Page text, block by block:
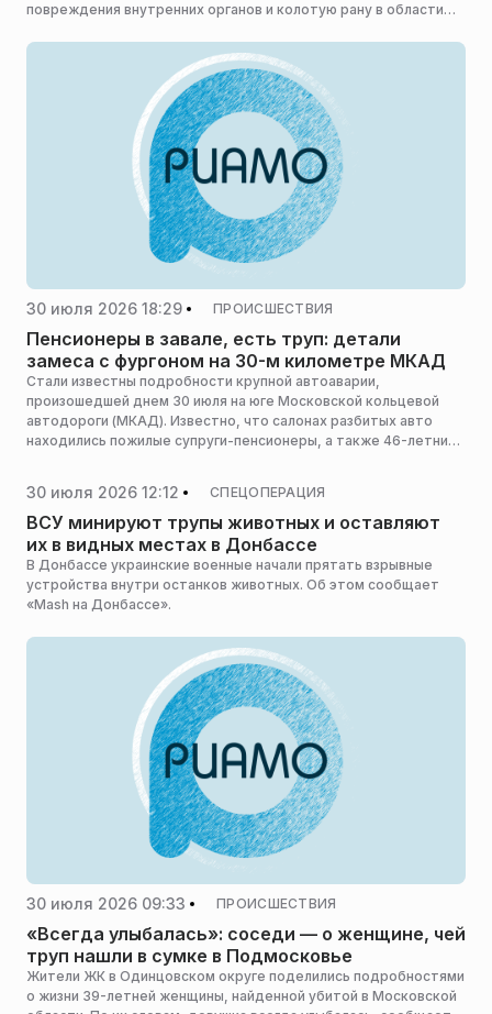
повреждения внутренних органов и колотую рану в области
30 июля 2026 18:29 ПРОИСШЕСТВИЯ
Пенсионеры в завале, есть труп: детали
замеса с фургоном на 30-м километре МКАД
Стали известны подробности крупной автоаварии,
произошедшей днем 30 июля на юге Московской кольцевой
автодороги (МКАД). Известно, что салонах разбитых авто
находились пожилые супруги-пенсионеры, а также 46-летний
30 июля 2026 12:12 СПЕЦОПЕРАЦИЯ
ВСУ минируют трупы животных и оставляют
их в видных местах в Донбассе
В Донбассе украинские военные начали прятать взрывные
устройства внутри останков животных. Об этом сообщает
«Mash на Донбассе».
30 июля 2026 09:33 ПРОИСШЕСТВИЯ
«Всегда улыбалась»: соседи — о женщине, чей
труп нашли в сумке в Подмосковье
Жители ЖК в Одинцовском округе поделились подробностями
о жизни 39-летней женщины, найденной убитой в Московской